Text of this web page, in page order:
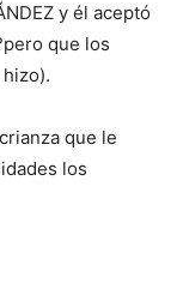
y él aceptó
que los
que le
los